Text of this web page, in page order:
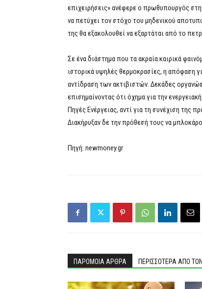
επιχειρήσεις» ανέφερε ο πρωθυπουργός
να πετύχει τον στόχο του μηδενικού
της θα εξακολουθεί να εξαρτάται από το
Σε ένα διάστημα που τα ακραία καιρικά
ιστορικά υψηλές θερμοκρασίες, η απόφαση
αντίδραση των ακτιβιστών. Δεκάδες
επισημαίνοντας ότι όχημα για την
Πηγές Ενέργειας, αντί για τη συνέχιση
Διακήρυξαν δε την πρόθεσή τους να
Πηγή: newmoney.gr
ΠΑΡΟΜΟΙΑ ΑΡΘΡΑ ΠΕΡΙΣΣΟΤΕΡΑ ΑΠΟ